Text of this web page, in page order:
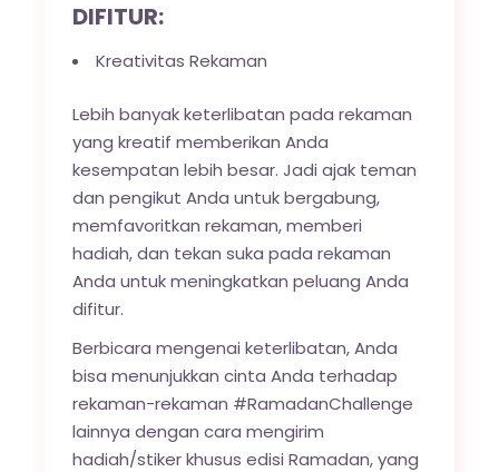
DIFITUR:
Kreativitas Rekaman
Lebih banyak keterlibatan pada rekaman
yang kreatif memberikan Anda
kesempatan lebih besar. Jadi ajak teman
dan pengikut Anda untuk bergabung,
memfavoritkan rekaman, memberi
hadiah, dan tekan suka pada rekaman
Anda untuk meningkatkan peluang Anda
difitur.
Berbicara mengenai keterlibatan, Anda
bisa menunjukkan cinta Anda terhadap
rekaman-rekaman #RamadanChallenge
lainnya dengan cara mengirim
hadiah/stiker khusus edisi Ramadan, yang